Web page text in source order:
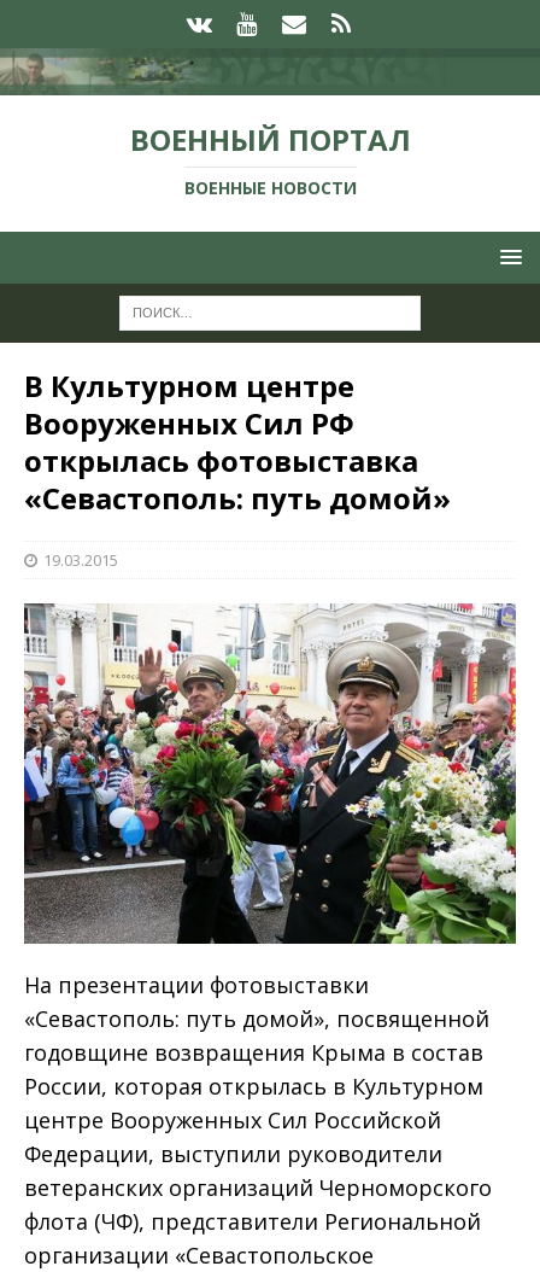
ВОЕННЫЙ ПОРТАЛ
ВОЕННЫЕ НОВОСТИ
В Культурном центре
Вооруженных Сил РФ
открылась фотовыставка
«Севастополь: путь домой»
19.03.2015
На презентации фотовыставки
«Севастополь: путь домой», посвященной
годовщине возвращения Крыма в состав
России, которая открылась в Культурном
центре Вооруженных Сил Российской
Федерации, выступили руководители
ветеранских организаций Черноморского
флота (ЧФ), представители Региональной
организации «Севастопольское